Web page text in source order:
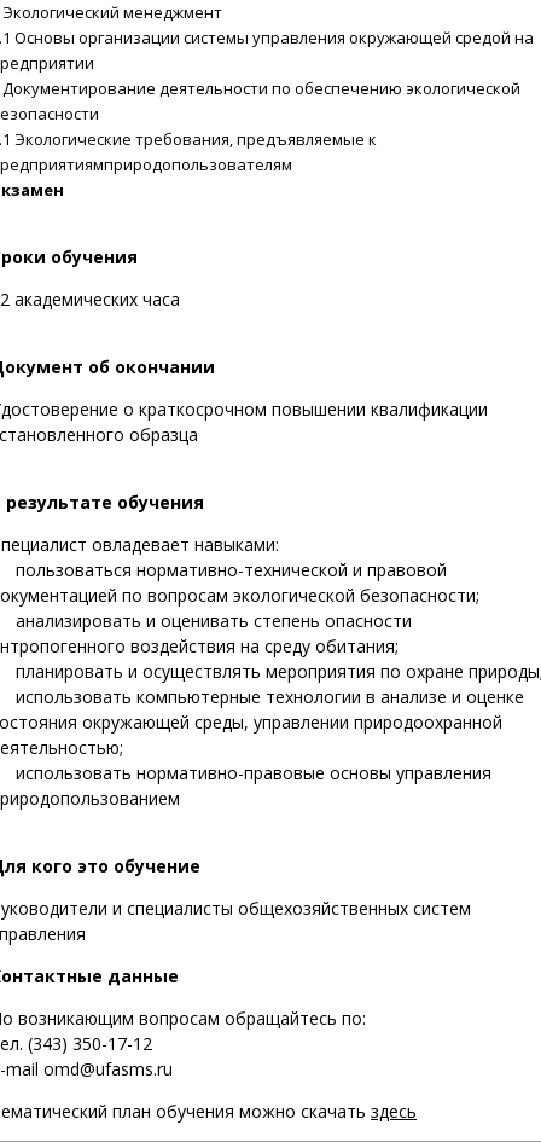
Экологический менеджмент
Основы организации системы управления окружающей средой на
Документирование деятельности по обеспечению экологической
Экологические требования, предъявляемые к
обучения
академических часа
об окончании
о краткосрочном повышении квалификации
образца
результате обучения
овладевает навыками:
нормативно-технической и правовой
по вопросам экологической безопасности;
и оценивать степень опасности
воздействия на среду обитания;
и осуществлять мероприятия по охране
компьютерные технологии в анализе и оценке
окружающей среды, управлении природоохранной
нормативно-правовые основы управления
кого это обучение
и специалисты общехозяйственных систем
данные
возникающим вопросам обращайтесь по:
(343) 350-17-12
mail omd@ufasms.ru
план обучения можно скачать здесь